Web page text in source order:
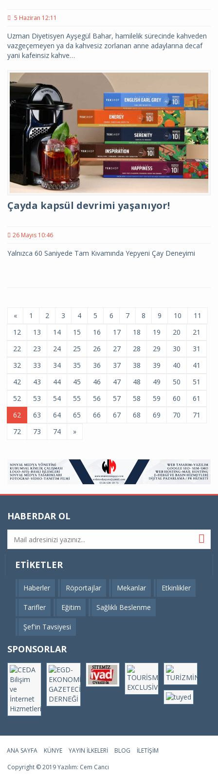
5 Haziran 12:11
Uzman Diyetisyen Ayşegül Bahar, hamilelik sürecinde kahveden
vazgeçemeyen ya da kahvesiz zorlanan anne adaylarına decaf
yani kafeinsiz kahve…
Çayda kapsül devrimi yaşanıyor!
26 Mayıs 10:46
Yalnızca 60 Saniyede Tam Kıvamında Yepyeni Çay Deneyimi
« 1 2 3 4 5 6 7 8 9 10
11
12
13 14 15 16 17 18 19 20
21
22
23 24 25 26 27 28 29 30
31
32
33 34 35 36 37 38 39 40
41
42
43 44 45 46 47 48 49 50
51
52
53 54 55 56 57 58 59 60
61
62
63 64 65 66 67 68 69 70
71
72
73 74 »
HABERDAR OL
ETIKETLER
Haberler Röportajlar Mekanlar Etkinlikler
Tarifler Eğitim Sağlıklı Beslenme
Şef'in Tavsiyesi
SPONSORLAR
ANA SAYFA KÜNYE YAYIN İLKELERI BLOG
İLETIŞIM
Copyright © 2019 Yazılım: Cem Cancı